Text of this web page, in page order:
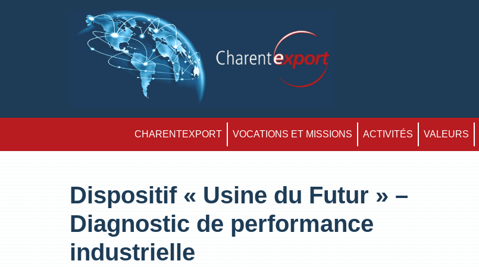
CHARENTEXPORT VOCATIONS ET MISSIONS ACTIVITÉS VALEURS
Dispositif « Usine du Futur » –
Diagnostic de performance
industrielle